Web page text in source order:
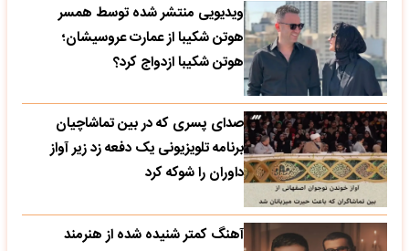
ویدیویی منتشر شده توسط همسر
هوتن شکیبا از عمارت عروسیشان؛
هوتن شکیبا ازدواج کرد؟
صدای پسری که در بین تماشاچیان
برنامه تلویزیونی یک دفعه زد زیر آواز
داوران را شوکه کرد
آهنگ کمتر شنیده شده از هنرمند